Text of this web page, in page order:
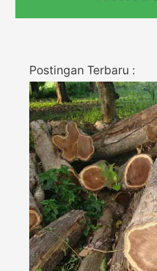
Postingan Terbaru :